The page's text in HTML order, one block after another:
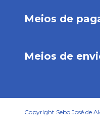
Meios de
Meios de
Copyright Sebo José de